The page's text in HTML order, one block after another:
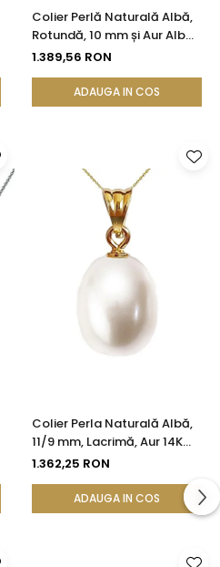
Colier Perlă Naturală Albă,
Rotundă, 10 mm și Aur Alb
14K (aur 585) | KASKADDA®
1.389,56 RON
ADAUGA IN COS
Colier Perla Naturală Albă,
11/9 mm, Lacrimă, Aur 14K
(aur 585) | KASKADDA®
1.362,25 RON
ADAUGA IN COS